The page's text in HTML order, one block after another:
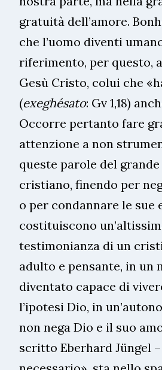
gratuità dell’amore.
che l’uomo diventi
riferimento, per questo,
Gesù Cristo, colui che
(exeghésato: Gv 1,18)
Occorre pertanto fare
attenzione a non
queste parole del
cristiano, finendo per
o per condannare le sue
costituiscono
testimonianza di un
adulto e pensante, in un
diventato capace di
l’ipotesi Dio, in
non nega Dio e il suo
scritto Eberhard Jüngel